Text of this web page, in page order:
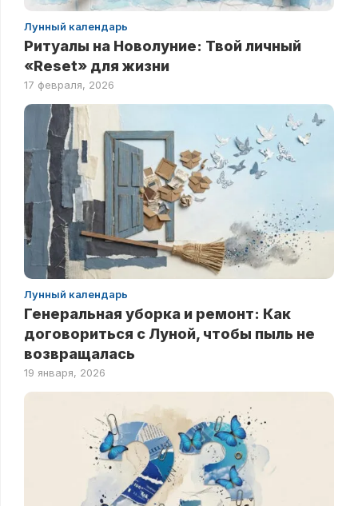
Лунный календарь
Ритуалы на Новолуние: Твой личный
«Reset» для жизни
17 февраля, 2026
Лунный календарь
Генеральная уборка и ремонт: Как
договориться с Луной, чтобы пыль не
возвращалась
19 января, 2026